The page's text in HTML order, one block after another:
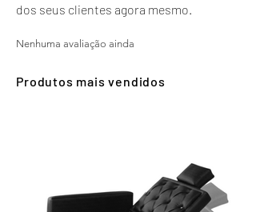
dos seus clientes agora mesmo.
Nenhuma avaliação ainda
Produtos mais vendidos